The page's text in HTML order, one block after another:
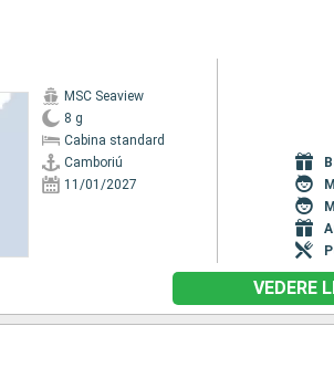
MSC Seaview
8 g
Cabina standard
Camboriú
11/01/2027
VEDERE